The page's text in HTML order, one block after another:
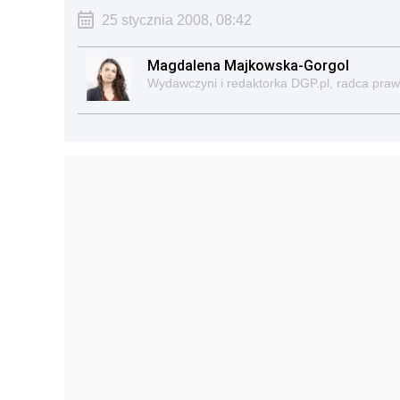
25 stycznia 2008, 08:42
Magdalena Majkowska-Gorgol
Wydawczyni i redaktorka DGP.pl, radca